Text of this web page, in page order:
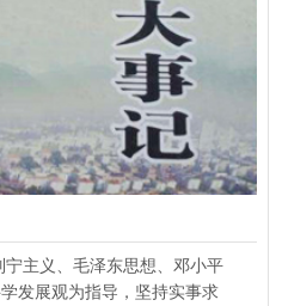
主义、毛泽东思想、邓小平
发展观为指导，坚持实事求